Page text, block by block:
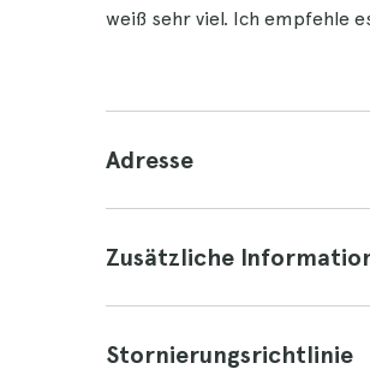
weiß sehr viel. Ich empfehle
Adresse
Zusätzliche
Stornierungsrichtlinie